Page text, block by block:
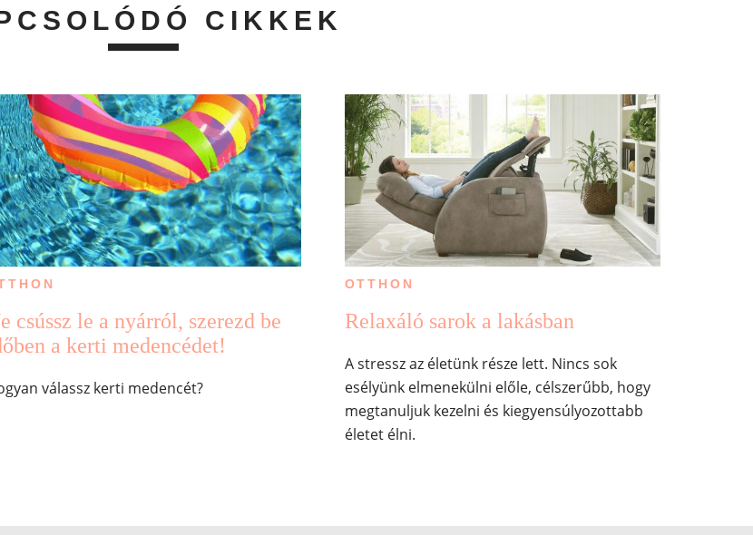
CIKKEK
csússz le a nyárról, szerezd be
a kerti medencédet!
válassz kerti medencét?
OTTHON
Relaxáló sarok a lakásban
A stressz az életünk része lett. Nincs sok
esélyünk elmenekülni előle, célszerűbb, hogy
megtanuljuk kezelni és kiegyensúlyozottabb
életet élni.